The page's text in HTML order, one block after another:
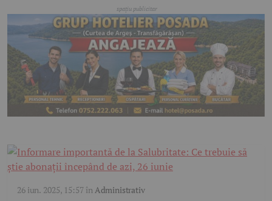
26 iun. 2025, 15:57înAdministrativ